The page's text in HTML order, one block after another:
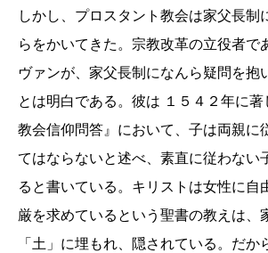
しかし、プロスタント教会は家父長制
らをかいてきた。宗教改革の立役者で
ヴァンが、家父長制になんら疑問を抱
とは明白である。彼は １５４２年に
教会信仰問答』において、子は両親に
てはならないと述べ、素直に従わない
ると書いている。キリストは女性に自
厳を求めているという聖書の教えは、
「土」に埋もれ、隠されている。だか